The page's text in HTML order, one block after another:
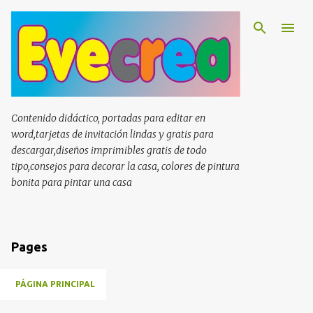
Contenido didáctico, portadas para editar en
word,tarjetas de invitación lindas y gratis para
descargar,diseños imprimibles gratis de todo
tipo,consejos para decorar la casa, colores de pintura
bonita para pintar una casa
Pages
PÁGINA PRINCIPAL